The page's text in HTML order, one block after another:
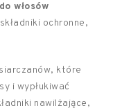
włosów
ochronne,
które
i wypłukiwać
nawilżające,